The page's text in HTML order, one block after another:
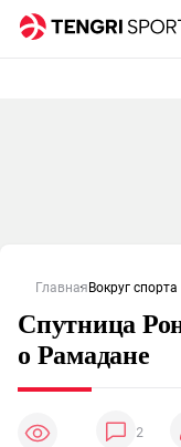
Главная Вокруг спорта
Спутница
о Рамадане
2